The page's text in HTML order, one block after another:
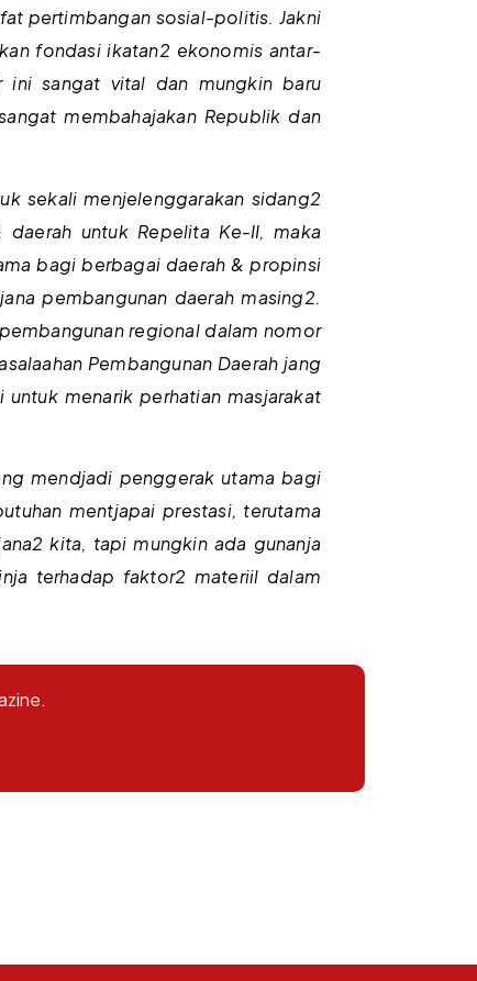
pertimbangan sosial-politis. Jakni
fondasi ikatan2 ekonomis antar-
ini sangat vital dan mungkin baru
membahajakan Republik dan
sekali menjelenggarakan sidang2
untuk Repelita Ke-II, maka
bagi berbagai daerah & propinsi
pembangunan daerah masing2.
regional dalam nomor
Pembangunan Daerah jang
menarik perhatian masjarakat
mendjadi penggerak utama bagi
mentjapai prestasi, terutama
kita, tapi mungkin ada gunanja
terhadap faktor2 materiil dalam